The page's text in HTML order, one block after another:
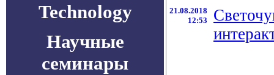
Technology
Научные
семинары
21.08.2018
12:53